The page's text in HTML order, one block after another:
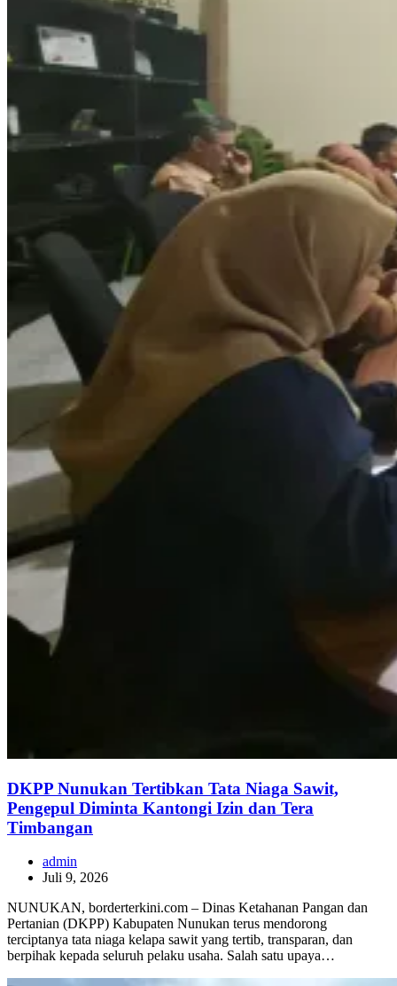
DKPP Nunukan Tertibkan Tata Niaga Sawit,
Pengepul Diminta Kantongi Izin dan Tera
Timbangan
admin
Juli 9, 2026
NUNUKAN, borderterkini.com – Dinas Ketahanan Pangan dan
Pertanian (DKPP) Kabupaten Nunukan terus mendorong
terciptanya tata niaga kelapa sawit yang tertib, transparan, dan
berpihak kepada seluruh pelaku usaha. Salah satu upaya…